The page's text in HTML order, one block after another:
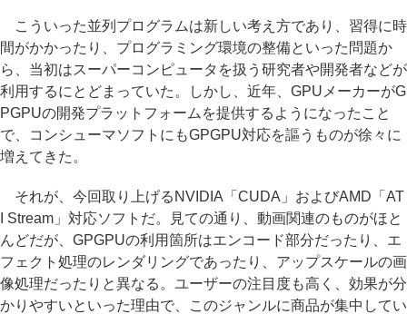
こういった並列プログラムは新しい考え方であり、習得に時
間がかかったり、プログラミング環境の整備といった問題か
ら、当初はスーパーコンピュータを扱う研究者や開発者などが
利用するにとどまっていた。しかし、近年、GPUメーカーがG
PGPUの開発プラットフォームを提供するようになったこと
で、コンシューマソフトにもGPGPU対応を謳うものが徐々に
増えてきた。
それが、今回取り上げるNVIDIA「CUDA」およびAMD「AT
I Stream」対応ソフトだ。見ての通り、動画関連のものがほと
んどだが、GPGPUの利用箇所はエンコード部分だったり、エ
フェクト処理のレンダリングであったり、アップスケールの画
像処理だったりと異なる。ユーザーの注目度も高く、効果が分
かりやすいといった理由で、このジャンルに商品が集中してい